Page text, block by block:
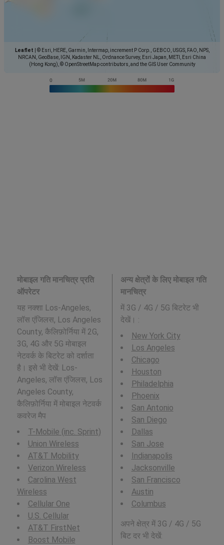
Leaflet
© Esri, HERE, Garmin, Intermap, increment P Corp., GEBCO, USGS, FAO, NPS,
NRCAN, GeoBase, IGN, Kadaster NL, Ordnance Survey, Esri Japan, METI, Esri China
(Hong Kong), © OpenStreetMap contributors, and the GIS User Community
मोबाइल गति मानचित्र प्रति
ऑपरेटर
यह नक्शा Los-Angeles,
लॉस एंजिलस, Los Angeles
County, कैलिफ़ोर्निया में 2G,
3G, 4G और 5G मोबाइल
नेटवर्क के बिटरेट को दर्शाता
है। इसे भी देखें: Los-
Angeles, लॉस एंजिलस, Los
Angeles County,
कैलिफ़ोर्निया में मोबाइल नेटवर्क
कवरेज मैप
T-Mobile (inc. Sprint)
Union Wireless
AT&T Mobility
Verizon Wireless
Carolina West
Wireless
Cellular One
U.S. Cellular
AT&T FirstNet
Boost Mobile
अन्य क्षेत्रों के लिए मोबाइल गति
मानचित्र
में 3G / 4G / 5G बिटरेट भी
देखें। :
New York City
Los Angeles
Chicago
Houston
Philadelphia
Phoenix
San Antonio
San Diego
Dallas
San Jose
Indianapolis
Jacksonville
San Francisco
Austin
Columbus
अपने क्षेत्र में 3G / 4G / 5G
बिट दर भी देखें: